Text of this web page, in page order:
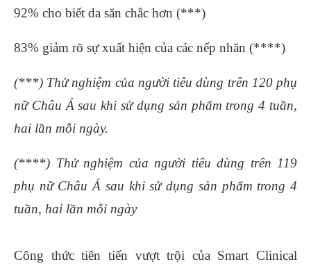
92% cho biết da săn chắc hơn (***)
83% giảm rõ sự xuất hiện của các nếp nhăn (****)
(***) Thử nghiệm của người tiêu dùng trên 120 phụ
nữ Châu Á sau khi sử dụng sản phẩm trong 4 tuần,
hai lần mỗi ngày.
(****) Thử nghiệm của người tiêu dùng trên 119
phụ nữ Châu Á sau khi sử dụng sản phẩm trong 4
tuần, hai lần mỗi ngày
Công thức tiên tiến vượt trội của Smart Clinical